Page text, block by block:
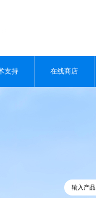
支持 在线商店